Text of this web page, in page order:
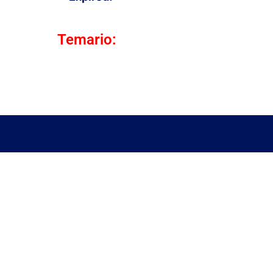
Temario: